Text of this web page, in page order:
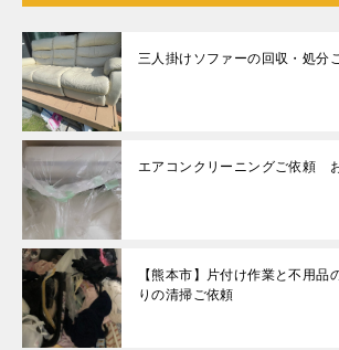
三人掛けソファーの回収・処
エアコンクリーニングご依頼
【熊本市】片付け作業と不用品
りの清掃ご依頼